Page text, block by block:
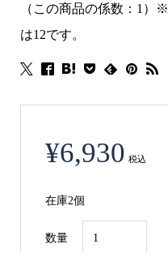
（この商品の係数：1）
は12です。
¥6,930 税込
在庫2個
数量